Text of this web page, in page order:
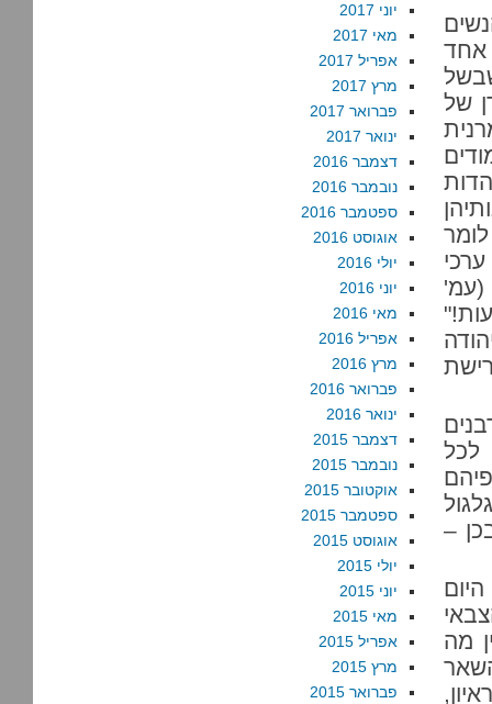
אחד
של
(עמ'
לכל
–
מה
יוני 2017
מאי 2017
אפריל 2017
מרץ 2017
פברואר 2017
ינואר 2017
דצמבר 2016
נובמבר 2016
ספטמבר 2016
אוגוסט 2016
יולי 2016
יוני 2016
מאי 2016
אפריל 2016
מרץ 2016
פברואר 2016
ינואר 2016
דצמבר 2015
נובמבר 2015
אוקטובר 2015
ספטמבר 2015
אוגוסט 2015
יולי 2015
יוני 2015
מאי 2015
אפריל 2015
מרץ 2015
פברואר 2015